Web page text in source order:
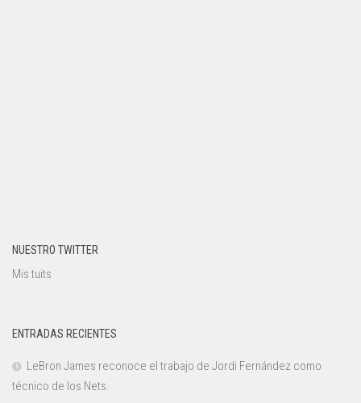
NUESTRO TWITTER
Mis tuits
ENTRADAS RECIENTES
LeBron James reconoce el trabajo de Jordi Fernández como
técnico de los Nets.